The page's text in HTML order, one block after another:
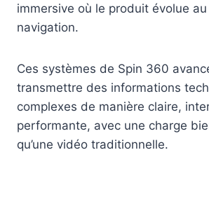
immersive où le produit évolue
navigation.
Ces systèmes de Spin 360
transmettre des informations
complexes de manière claire,
performante, avec une charge
qu’une vidéo traditionnelle.